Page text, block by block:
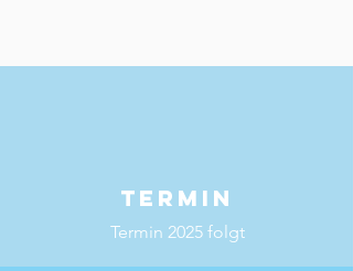
TERMIN
Termin 2025 folgt